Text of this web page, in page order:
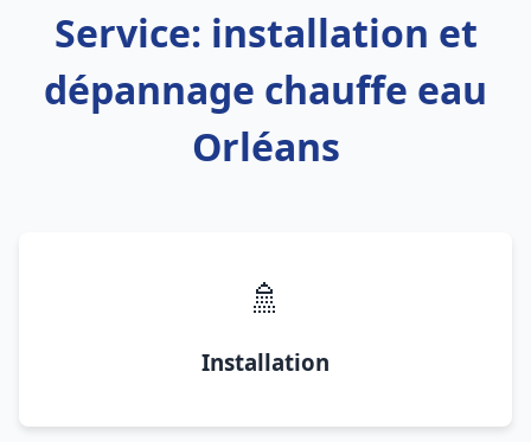
Service: installation et
dépannage chauffe eau
Orléans
🚿
Installation